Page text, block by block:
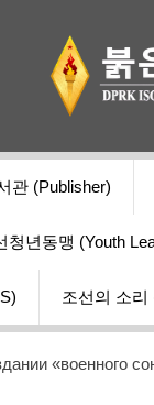
관 (Publisher)
청년동맹 (Youth
조선의 소리
«военного